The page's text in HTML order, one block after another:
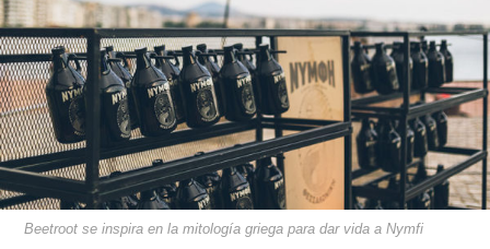
Beetroot se inspira en la mitología griega para dar vida a Nymfi